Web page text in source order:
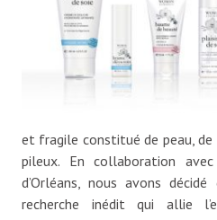
et fragile constitué de peau,
pileux. En collaboration
d’Orléans, nous avons
recherche inédit qui allie